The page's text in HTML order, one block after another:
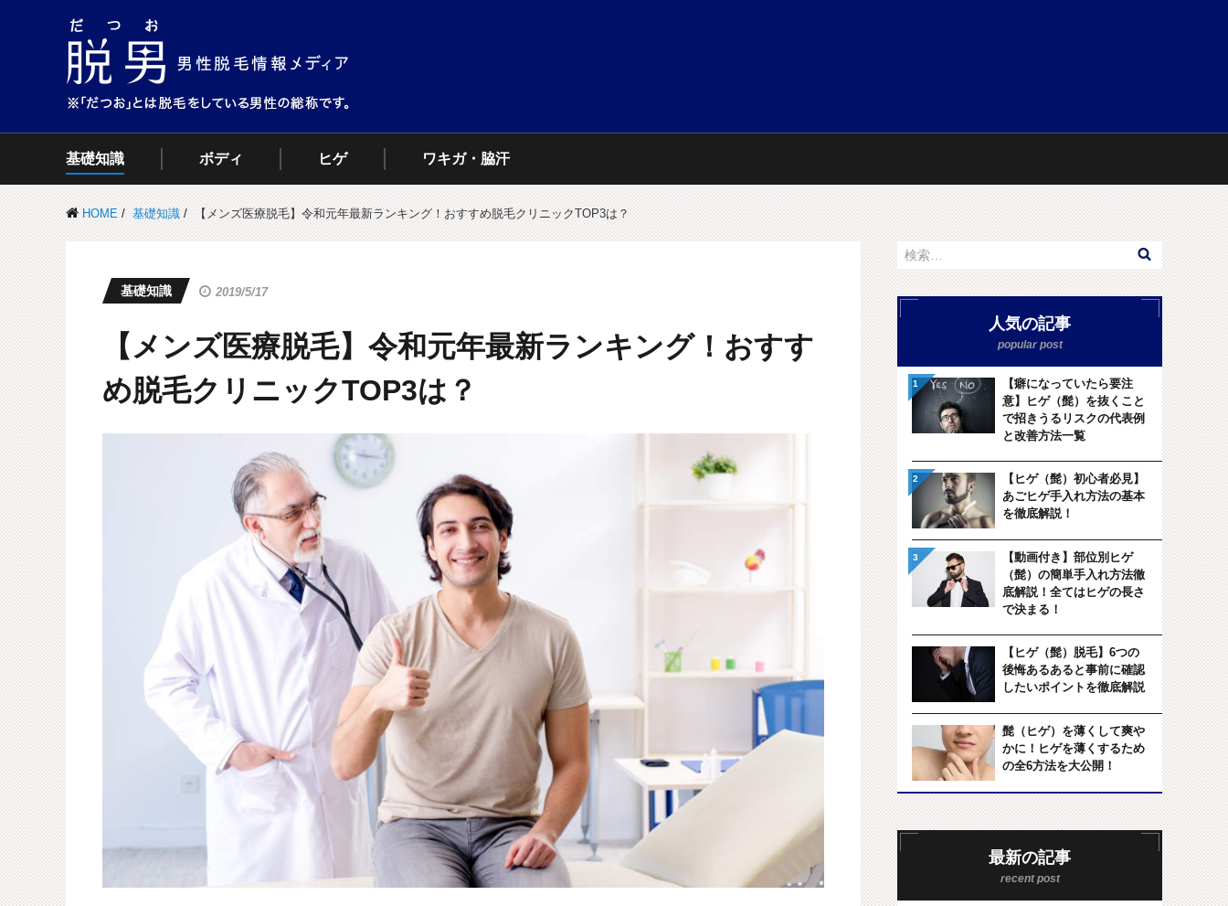
基礎知識 ボディ ヒゲ ワキガ・脇汗
HOME 基礎知識 【メンズ医療脱毛】令和元年最新ランキング！おすすめ脱毛クリニックTOP3は？
基礎知識 2019/5/17
【メンズ医療脱毛】令和元年最新ランキング！おすす
め脱毛クリニックTOP3は？
人気の記事
【癖になっていたら要注
意】ヒゲ（髭）を抜くこと
で招きうるリスクの代表例
と改善方法一覧
【ヒゲ（髭）初心者必見】
あごヒゲ手入れ方法の基本
を徹底解説！
【動画付き】部位別ヒゲ
（髭）の簡単手入れ方法徹
底解説！全てはヒゲの長さ
で決まる！
【ヒゲ（髭）脱毛】6つの
後悔あるあると事前に確認
したいポイントを徹底解説
髭（ヒゲ）を薄くして爽や
かに！ヒゲを薄くするため
の全6方法を大公開！
最新の記事